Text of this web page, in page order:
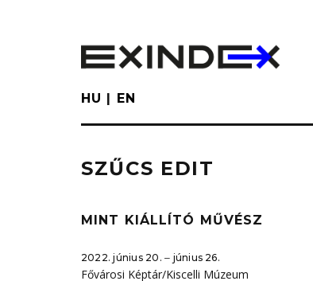
HU EN
SZŰCS EDIT
MINT KIÁLLÍTÓ MŰVÉSZ
2022. június 20. ‒ június 26.
Fővárosi Képtár/Kiscelli Múzeum